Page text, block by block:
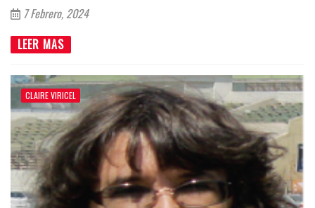
7 Febrero, 2024
LEER MAS
CLAIRE VIRICEL